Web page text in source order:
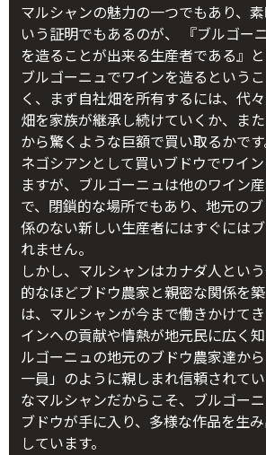
マルシャンの魅力の一つでもあり、
いう証明でもあるのが、 『ブルゴー
を造ることが出来る生産者である』と
ブルゴーニュでワインを造るという
く、まず自社畑を所有するには、代
畑を家族が継承し続けていくか、ま
から驚くような巨額で買い取るかです
ネゴシアンとして買いブドウでワイ
ますが、ブルゴーニュは他のワイン
で、閉鎖的な場所でもあり、地元の
係のない新しい生産者にはすぐには
れません。
しかし、マルシャンはカナダ人とい
的なほどブドウ農家と親密な関係を
は、マルシャンが今まで働きかけて
インへの貢献や情熱が地元民に広く
ルゴーニュの地元のブドウ農家達か
一員」のように親しまれ信頼されて
なマルシャンだからこそ、ブルゴー
ブドウが手に入り、多様な作品を生
しています。